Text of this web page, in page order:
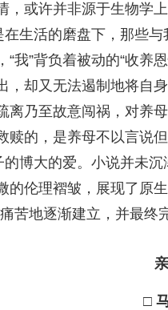
，或许并非源于生物学
在生活的磨盘下，那些
“我”背负着被动的“收养
，却又无法遏制地将自
离乃至故意闯祸，对养
赎的，是养母不以言说
的博大的爱。小说并未
的伦理褶皱，展现了原
痛苦地逐渐建立，并最终
□